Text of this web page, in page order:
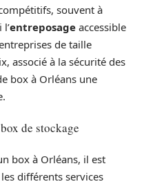
souvent à
entreposage accessible
de taille
associé à la sécurité des
box à Orléans une
de stockage
box à Orléans, il est
différents services